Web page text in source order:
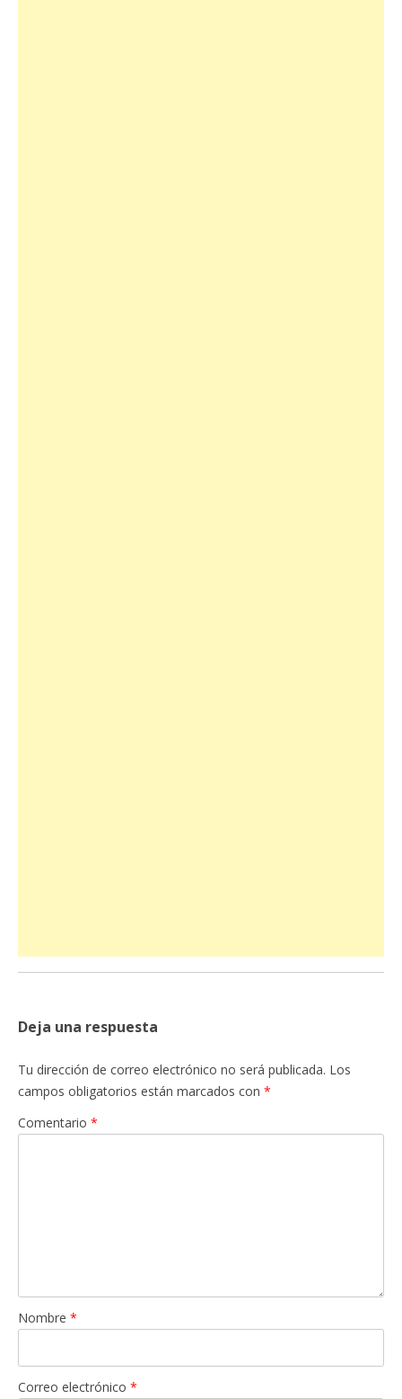
Deja una respuesta
Tu dirección de correo electrónico no será publicada. Los
campos obligatorios están marcados con *
Comentario *
Nombre *
Correo electrónico *